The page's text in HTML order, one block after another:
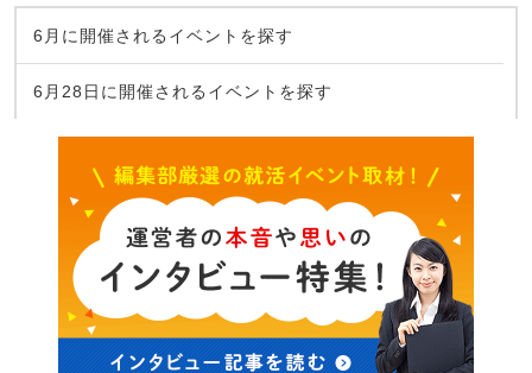
6月に開催されるイベントを探す
6月28日に開催されるイベントを探す